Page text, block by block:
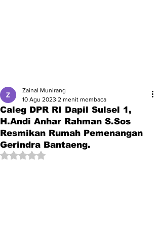
Caleg DPR RI Dapil Sulsel 1,
H.Andi Anhar Rahman S.Sos
Resmikan Rumah Pemenangan
Gerindra Bantaeng.
Zainal Munirang
10 Agu 2023 2 menit membaca
Dinilai NaN dari 5 bintang.